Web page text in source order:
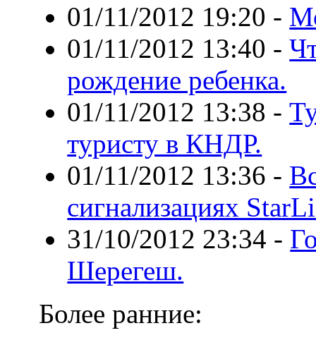
01/11/2012 19:20 -
01/11/2012 13:40 -
рождение ребенка.
01/11/2012 13:38 -
туристу в КНДР.
01/11/2012 13:36 -
сигнализациях
31/10/2012 23:34 -
Шерегеш.
Более ранние: